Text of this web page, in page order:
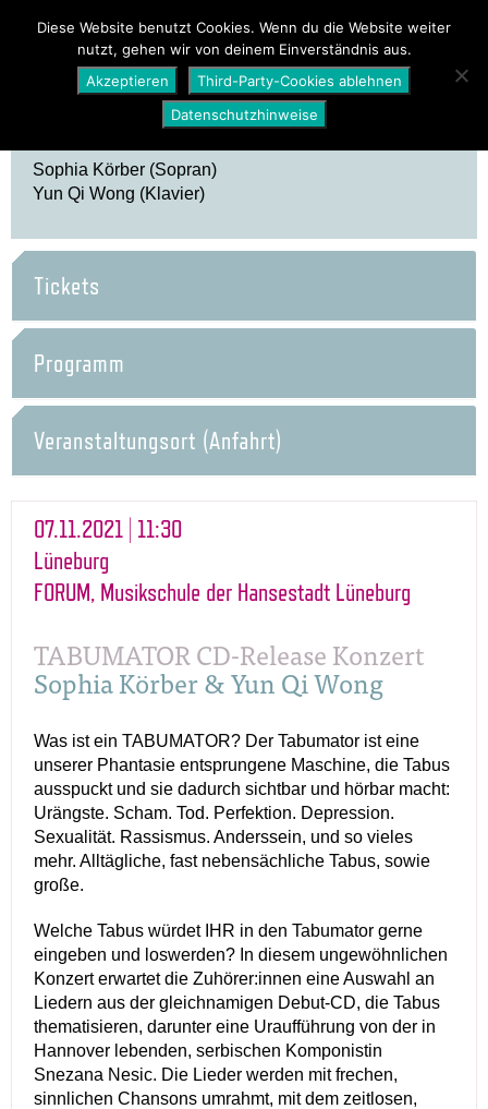
PROGRAMM ÜBER UNS NEWS
Sophia Körber (Sopran)
Yun Qi Wong (Klavier)
Tickets
Programm
Veranstaltungsort (Anfahrt)
07.11.2021 | 11:30
Lüneburg
FORUM, Musikschule der Hansestadt Lüneburg
TABUMATOR CD-Release Konzert
Sophia Körber & Yun Qi Wong
Was ist ein TABUMATOR? Der Tabumator ist eine
unserer Phantasie entsprungene Maschine, die Tabus
ausspuckt und sie dadurch sichtbar und hörbar macht:
Urängste. Scham. Tod. Perfektion. Depression.
Sexualität. Rassismus. Anderssein, und so vieles
mehr. Alltägliche, fast nebensächliche Tabus, sowie
große.
Welche Tabus würdet IHR in den Tabumator gerne
eingeben und loswerden? In diesem ungewöhnlichen
Konzert erwartet die Zuhörer:innen eine Auswahl an
Liedern aus der gleichnamigen Debut-CD, die Tabus
thematisieren, darunter eine Uraufführung von der in
Hannover lebenden, serbischen Komponistin
Snezana Nesic. Die Lieder werden mit frechen,
sinnlichen Chansons umrahmt, mit dem zeitlosen,
Diese Website benutzt Cookies. Wenn du die Website weiter
nutzt, gehen wir von deinem Einverständnis aus.
Akzeptieren
Third-Party-Cookies ablehnen
Datenschutzhinweise